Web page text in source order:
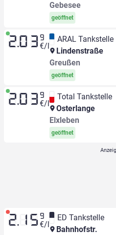
Gebesee
geöffnet
2.03 9
€/l
ARAL Tankstelle
Lindenstraße
Greußen
geöffnet
2.03 9
€/l
Total Tankstelle
Osterlange
Elxleben
geöffnet
2.15 9
€/l
ED Tankstelle
Bahnhofstr.